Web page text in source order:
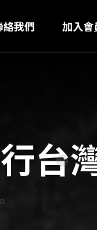
絡我們 加入會
台